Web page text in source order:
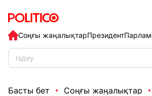
Соңғы жаңалықтарПрезидент
Басты бет Соңғы жаңалықтар